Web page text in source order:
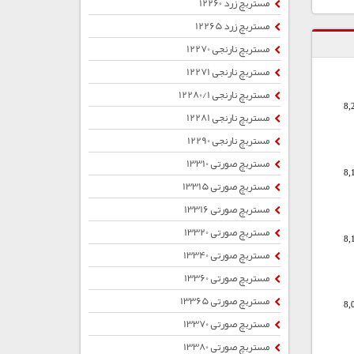
مستربچ زرد 12265
مستربچ نارنجی 12270
مستربچ نارنجی 12271
مستربچ نارنجی 12280/1
مستربچ نارنجی 12281
مستربچ نارنجی 12290
مستربچ صورتی 13310
مستربچ صورتی 13315
مستربچ صورتی 13316
مستربچ صورتی 13320
مستربچ صورتی 13340
مستربچ صورتی 13360
مستربچ صورتی 13365
مستربچ صورتی 13370
مستربچ صورتی 13380